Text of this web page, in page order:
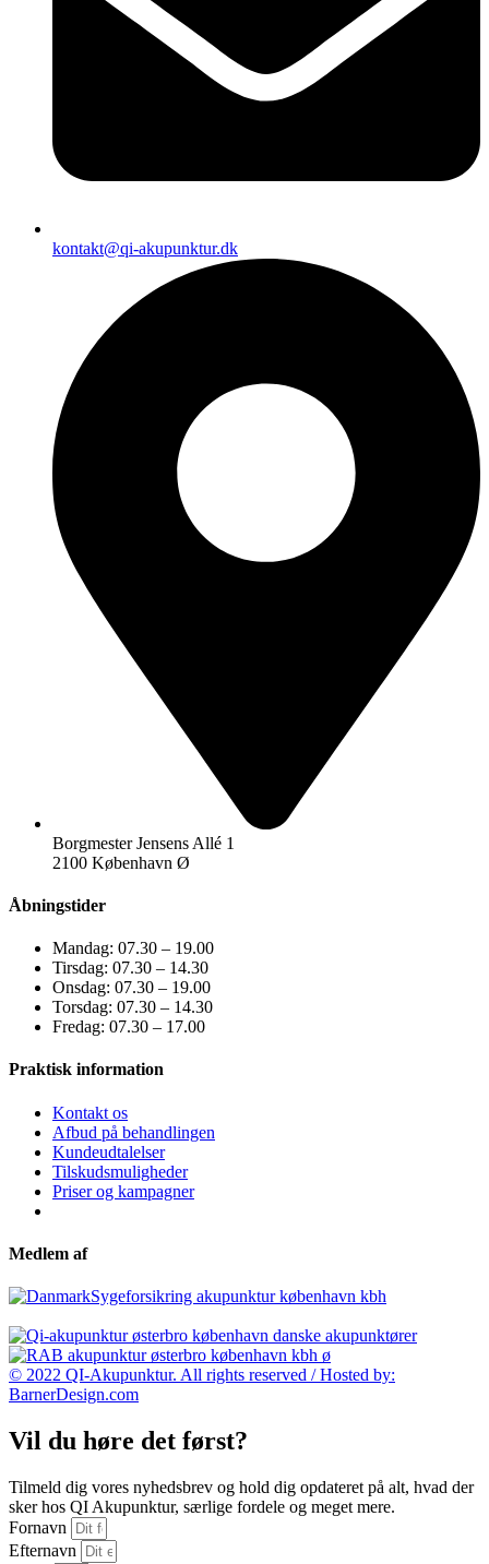
kontakt@qi-akupunktur.dk
Borgmester Jensens Allé 1
2100 København Ø
Åbningstider
Mandag: 07.30 – 19.00
Tirsdag: 07.30 – 14.30
Onsdag: 07.30 – 19.00
Torsdag: 07.30 – 14.30
Fredag: 07.30 – 17.00
Praktisk information
Kontakt os
Afbud på behandlingen
Kundeudtalelser
Tilskudsmuligheder
Priser og kampagner
Medlem af
© 2022 QI-Akupunktur. All rights reserved / Hosted by:
BarnerDesign.com
Vil du høre det først?
Tilmeld dig vores nyhedsbrev og hold dig opdateret på alt, hvad der
sker hos QI Akupunktur, særlige fordele og meget mere.
Fornavn
Efternavn